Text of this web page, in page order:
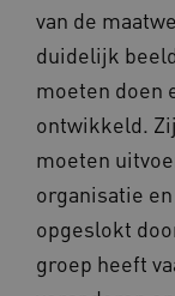
van de
duidelijk
moeten doen
ontwikkeld.
moeten
organisatie
opgeslokt
groep heeft